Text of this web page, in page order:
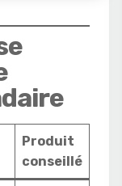
Produit
conseillé